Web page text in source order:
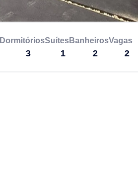
Dormitórios
3
Suítes
1
Banheiros
2
Vagas
2